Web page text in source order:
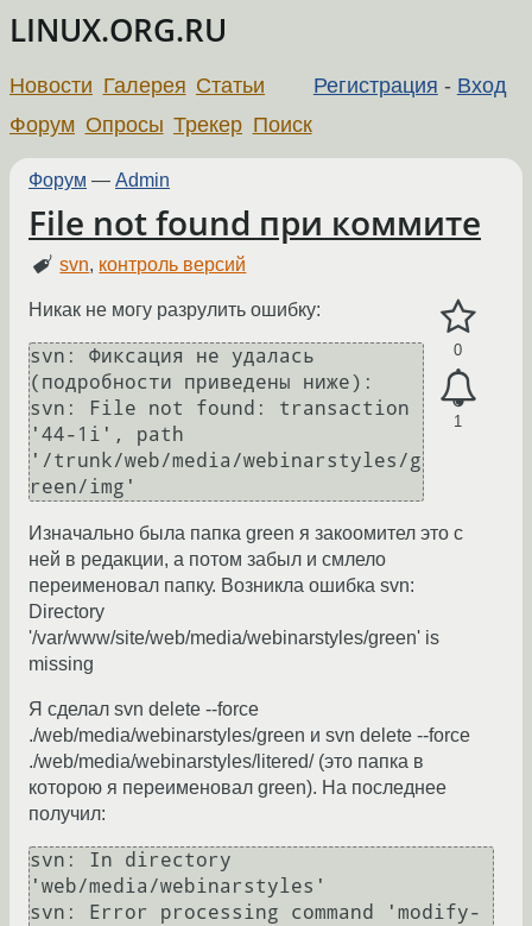
LINUX.ORG.RU
Регистрация - Вход
Новости Галерея Статьи
Форум Опросы Трекер Поиск
Форум — Admin
File not found при коммите
svn, контроль версий
0
1
Никак не могу разрулить ошибку:
svn: Фиксация не удалась
(подробности приведены ниже):
svn: File not found: transaction
'44-1i', path
'/trunk/web/media/webinarstyles/g
reen/img'
Изначально была папка green я закоомител это с
ней в редакции, а потом забыл и смлело
переименовал папку. Возникла ошибка svn:
Directory
'/var/www/site/web/media/webinarstyles/green' is
missing
Я сделал svn delete --force
./web/media/webinarstyles/green и svn delete --force
./web/media/webinarstyles/litered/ (это папка в
которою я переименовал green). На последнее
получил:
svn: In directory
'web/media/webinarstyles'
svn: Error processing command 'modify-